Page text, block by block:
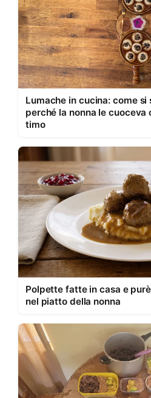
Lumache in cucina: come
perché la nonna le cuoceva
timo
Polpette fatte in casa e
nel piatto della nonna